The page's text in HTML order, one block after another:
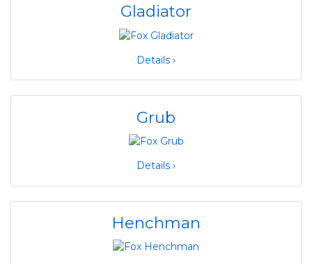
Gladiator
Details ›
Grub
Details ›
Henchman